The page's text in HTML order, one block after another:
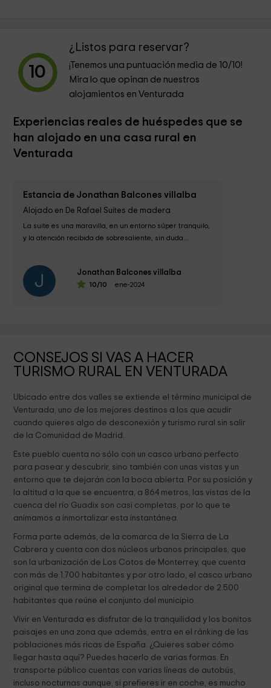
10
¿Listos para reservar?
¡Tenemos una puntuación media de 10/10!
Mira lo que opinan de nuestros
alojamientos en Venturada
Experiencias reales de huéspedes que se
han alojado en una casa rural en
Venturada
Estancia de Jonathan Balcones villalba
Alojado en De Rafael Suites de madera
La suite es una maravilla, en un entorno súper tranquilo,
y la atención recibida de sobresaliente, sin duda...
J Jonathan Balcones villalba
10/10 ene-2024
CONSEJOS SI VAS A HACER
TURISMO RURAL EN VENTURADA
Ubicado entre dos valles se extiende el término municipal de
Venturada, uno de los mejores destinos a los que acudir
cuando quieres algo de desconexión y turismo rural sin salir
de la Comunidad de Madrid.
Este pueblo cuenta no sólo con un casco urbano perfecto
para pasear y descubrir, sino también con unas vistas y un
entorno que te dejarán con la boca abierta. Por su posición y
la altitud a la que se encuentra, a 864 metros, las vistas de la
cuenca del río Guadix son casi completas, por lo que te
animamos a inmortalizar esta instantánea.
Forma parte además, de la comarca de la Sierra de La
Cabrera y cuenta con dos núcleos urbanos principales, que
son la urbanización de Los Cotos de Monterrey, que cuenta
con más de 1.700 habitantes y por otro lado, el casco urbano
original que termina de completar los alrededor de 2.500
habitantes que reúne el conjunto del municipio.
Vivir en Venturada es disfrutar de la tranquilidad y los bonitos
paisajes en una zona que además, entra en el ránking de las
poblaciones más ricas de España. ¿Quieres saber cómo
llegar hasta aquí? Puedes hacerlo de varias formas. En
transporte público cuentas con varias líneas de autobús,
incluso nocturnas aunque, si prefieres ir en coche, es mucho